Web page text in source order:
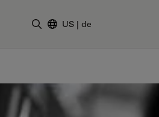
US | de